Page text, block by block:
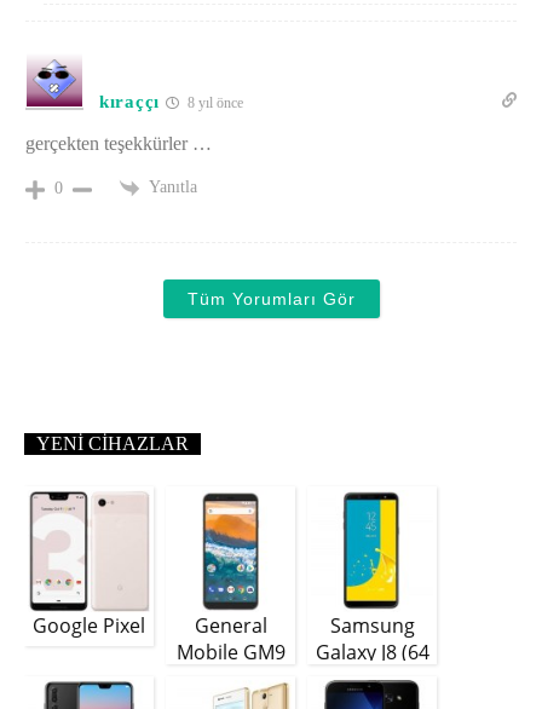
kıraççı 8 yıl önce
gerçekten teşekkürler …
0 Yanıtla
Tüm Yorumları Gör
YENI CIHAZLAR
Google Pixel
General
Mobile GM9
Samsung
Galaxy J8 (64
GB)